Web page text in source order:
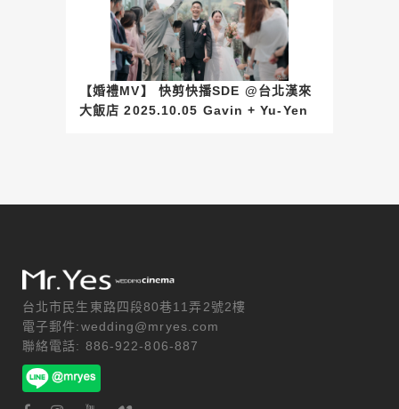
【婚禮MV】 快剪快播SDE @台北漢來
大飯店 2025.10.05 Gavin + Yu-Yen
台北市民生東路四段80巷11弄2號2樓
電子郵件:wedding@mryes.com
聯絡電話: 886-922-806-887